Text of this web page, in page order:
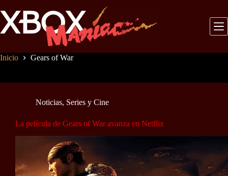
al
contenido
Inicio Gears of War
Noticias, Series y Cine
La película de Gears of War avanza en Netflix